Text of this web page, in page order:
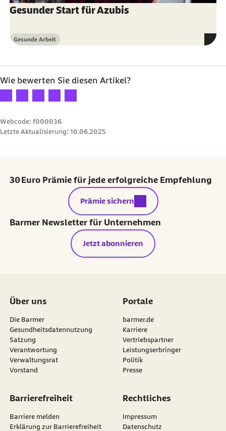
Gesunder Start für Azubis
Kategorie
Gesunde Arbeit
Wie bewerten Sie diesen Artikel?
Ihre Bewertung: 1 Stern
Ihre Bewertung: 2 Sterne
Ihre Bewertung: 3 Sterne
Ihre Bewertung: 4 Sterne
Ihre Bewertung: 5 Sterne
Webcode: f000036
Letzte Aktualisierung: 10.06.2025
30 Euro Prämie für jede erfolgreiche Empfehlung
externer Link:
Prämie sichern
Barmer Newsletter für Unternehmen
Jetzt abonnieren
Über uns
Die Barmer
Gesundheitsdatennutzung
Satzung
Verantwortung
Verwaltungsrat
Vorstand
Portale
barmer.de
Karriere
Vertriebspartner
Leistungserbringer
Politik
Presse
Barrierefreiheit
Barriere melden
Erklärung zur Barrierefreiheit
Rechtliches
Impressum
Datenschutz